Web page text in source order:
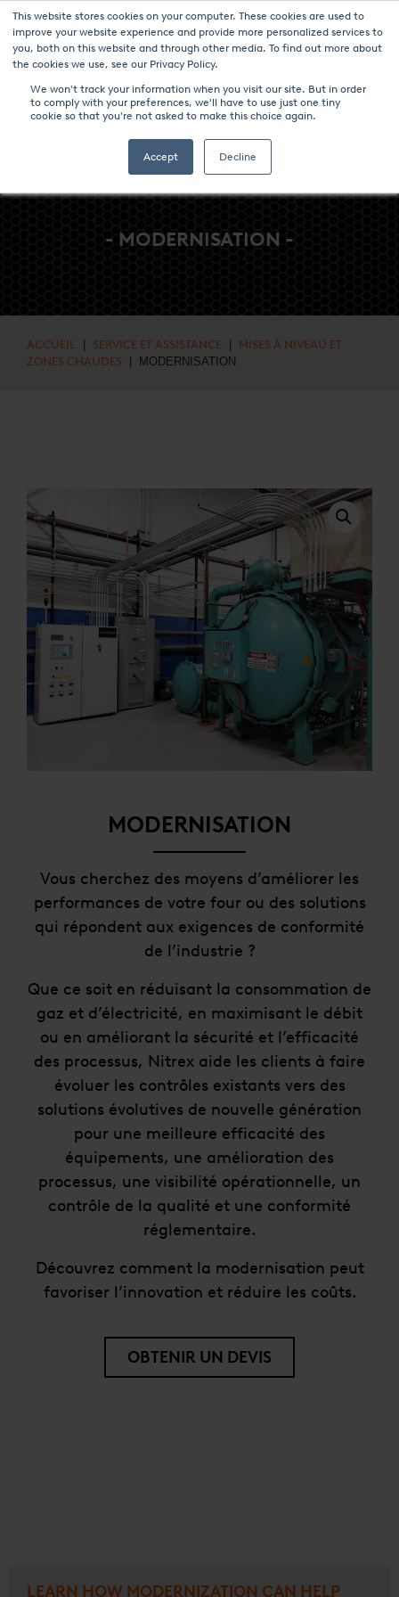
This website stores cookies on your computer. These cookies are used to
improve your website experience and provide more personalized services to
you, both on this website and through other media. To find out more about
the cookies we use, see our Privacy Policy.
We won't track your information when you visit our site. But in order
to comply with your preferences, we'll have to use just one tiny
cookie so that you're not asked to make this choice again.
Accept Decline
NOUVELLES ET ÉVÉNEMENTS MÉDIAS CARRIÈRES CONTACT
- MODERNISATION -
ACCUEIL SERVICE ET ASSISTANCE
MISES À NIVEAU ET
ZONES CHAUDES | MODERNISATION
MODERNISATION
Vous cherchez des moyens d’améliorer les
performances de votre four ou des solutions
qui répondent aux exigences de conformité
de l’industrie ?
Que ce soit en réduisant la consommation de
gaz et d’électricité, en maximisant le débit
ou en améliorant la sécurité et l’efficacité
des processus, Nitrex aide les clients à faire
évoluer les contrôles existants vers des
solutions évolutives de nouvelle génération
pour une meilleure efficacité des
équipements, une amélioration des
processus, une visibilité opérationnelle, un
contrôle de la qualité et une conformité
réglementaire.
Découvrez comment la modernisation peut
favoriser l’innovation et réduire les coûts.
OBTENIR UN DEVIS
LEARN HOW MODERNIZATION CAN HELP